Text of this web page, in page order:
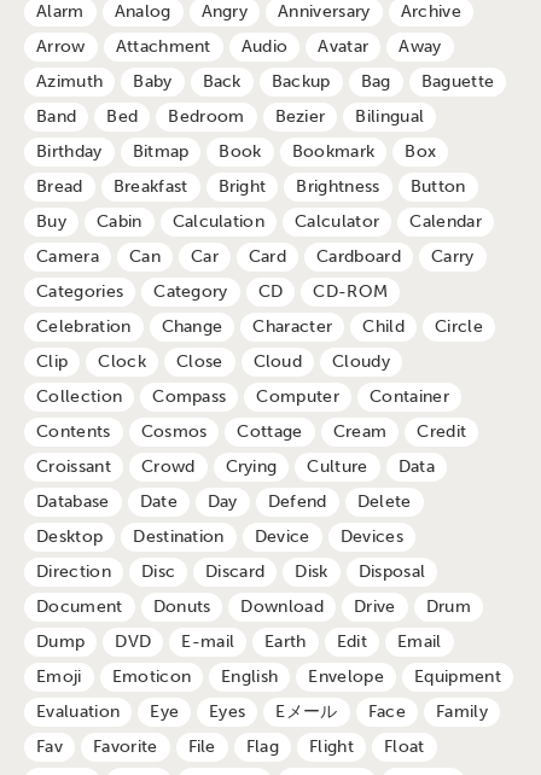
Alarm
Analog Angry Anniversary
Archive
Arrow
Attachment Audio Avatar
Away
Azimuth
Baby Back Backup Bag
Baguette
Band
Bed Bedroom Bezier
Bilingual
Birthday
Bitmap Book Bookmark
Box
Bread
Breakfast Bright Brightness
Button
Buy
Cabin Calculation Calculator
Calendar
Camera
Can Car Card Cardboard
Carry
Categories
Category CD
CD-ROM
Celebration
Change Character Child
Circle
Clip
Clock Close Cloud
Cloudy
Collection
Compass Computer
Container
Contents
Cosmos Cottage Cream
Credit
Croissant
Crowd Crying Culture
Data
Database
Date Day Defend
Delete
Desktop
Destination Device
Devices
Direction
Disc Discard Disk
Disposal
Document
Donuts Download Drive
Drum
Dump
DVD E-mail Earth Edit
Email
Emoji
Emoticon English Envelope
Equipment
Evaluation
Eye Eyes Eメール Face
Family
Fav
Favorite File Flag Flight
Float